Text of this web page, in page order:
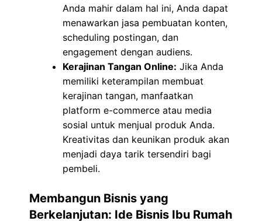
Anda mahir dalam hal ini, Anda dapat
menawarkan jasa pembuatan konten,
scheduling postingan, dan
engagement dengan audiens.
Kerajinan Tangan Online: Jika Anda
memiliki keterampilan membuat
kerajinan tangan, manfaatkan
platform e-commerce atau media
sosial untuk menjual produk Anda.
Kreativitas dan keunikan produk akan
menjadi daya tarik tersendiri bagi
pembeli.
Membangun Bisnis yang
Berkelanjutan: Ide Bisnis Ibu Rumah